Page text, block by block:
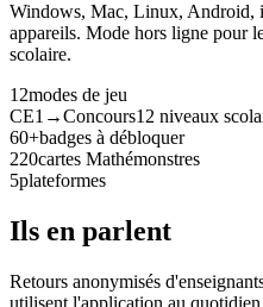
Windows, Mac, Linux, Android,
appareils. Mode hors ligne pour
scolaire.
12modes de jeu
CE1→Concours12 niveaux
60+badges à débloquer
220cartes Mathémonstres
5plateformes
Ils en parlent
Retours anonymisés